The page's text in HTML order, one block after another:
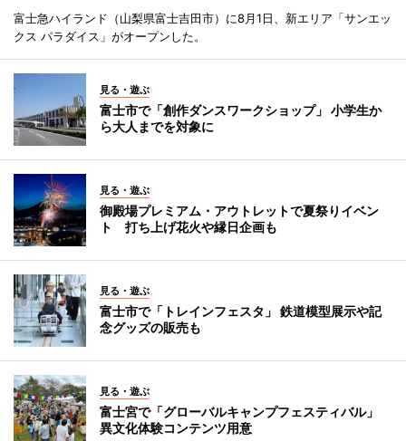
富士急ハイランド（山梨県富士吉田市）に8月1日、新エリア「サンエッ
クス パラダイス」がオープンした。
見る・遊ぶ
富士市で「創作ダンスワークショップ」 小学生か
ら大人までを対象に
見る・遊ぶ
御殿場プレミアム・アウトレットで夏祭りイベン
ト 打ち上げ花火や縁日企画も
見る・遊ぶ
富士市で「トレインフェスタ」 鉄道模型展示や記
念グッズの販売も
見る・遊ぶ
富士宮で「グローバルキャンプフェスティバル」
異文化体験コンテンツ用意